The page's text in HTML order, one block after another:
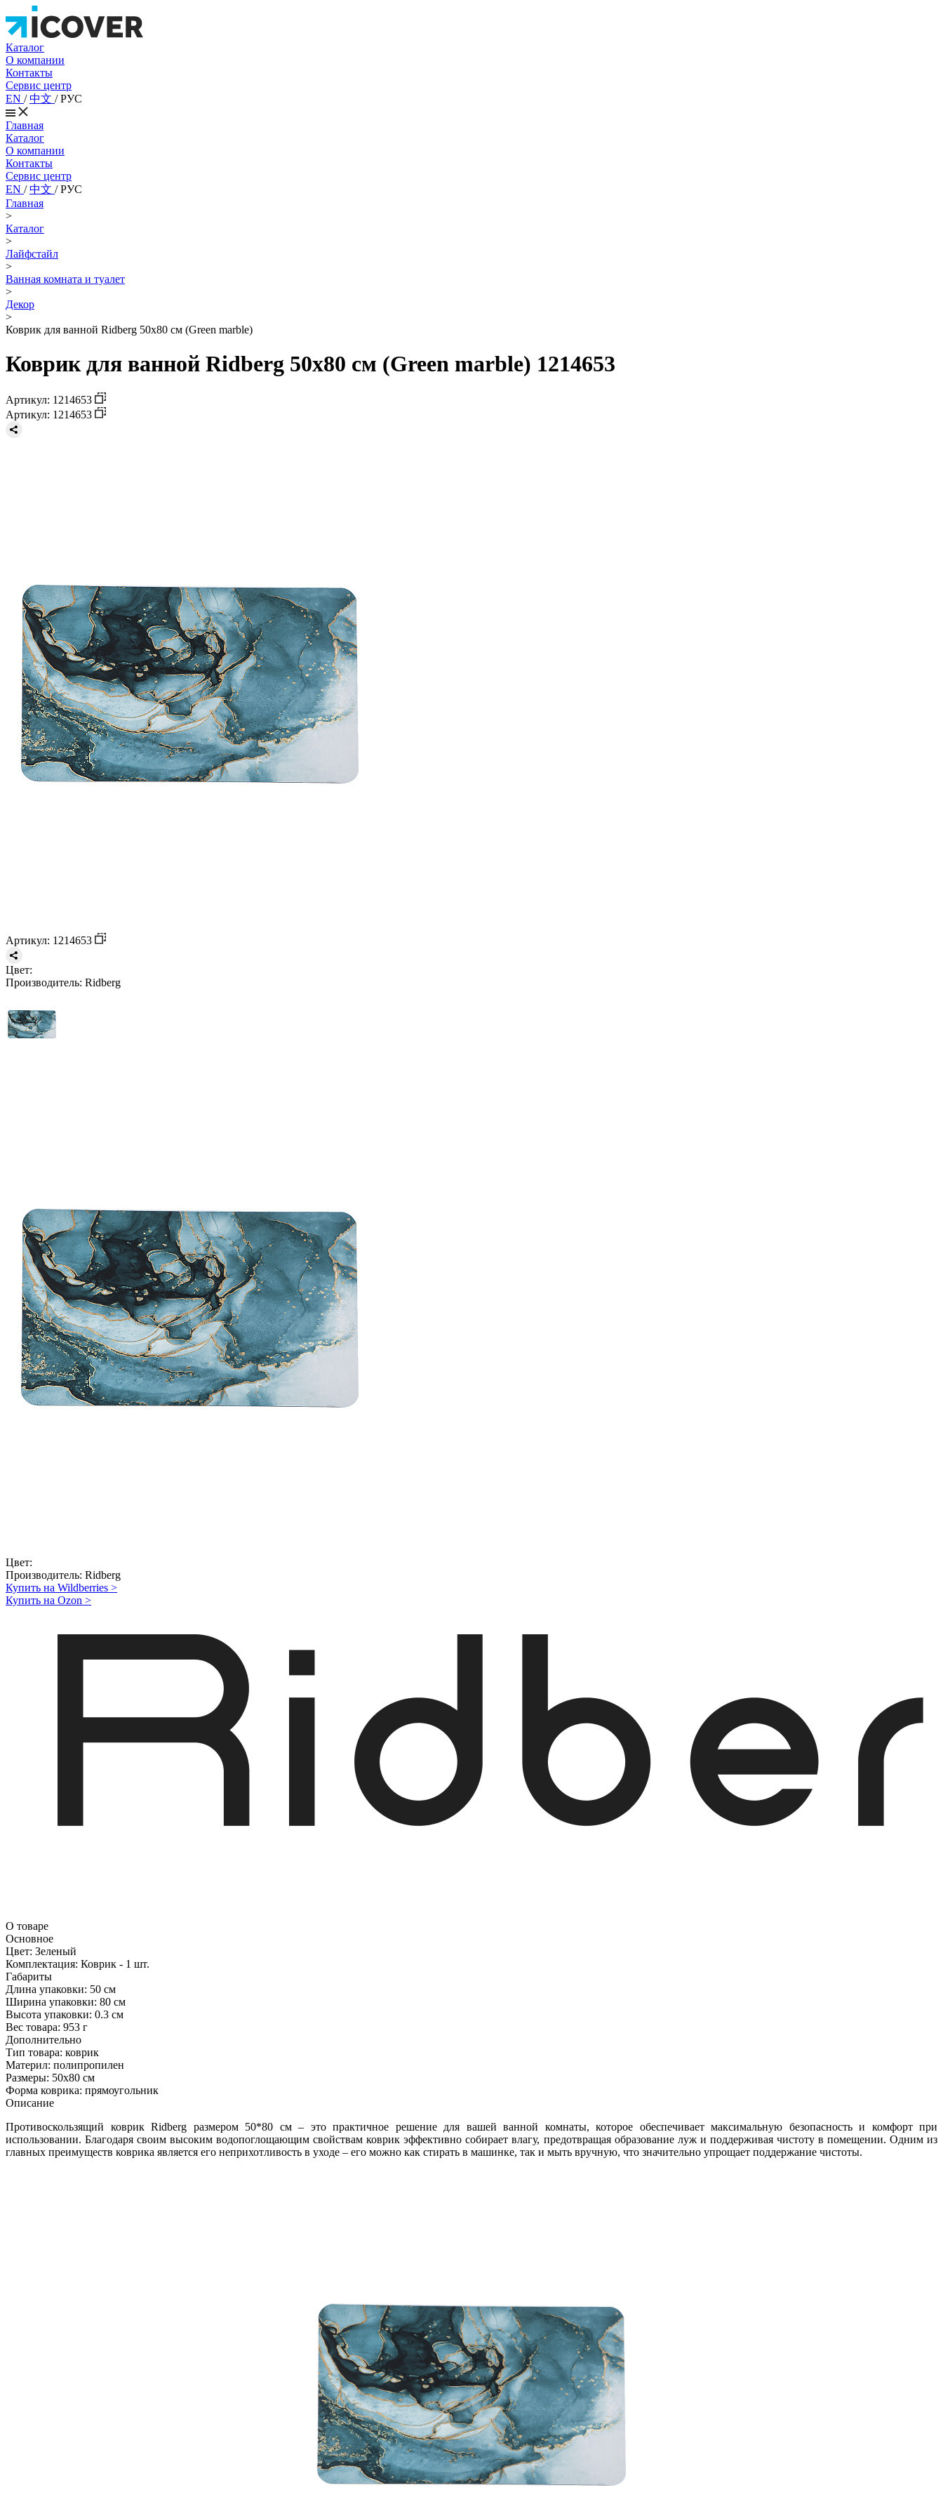
Каталог
О компании
Контакты
Сервис центр
EN /中文 /РУС
Главная
Каталог
О компании
Контакты
Сервис центр
EN /中文 /РУС
Главная
>
Каталог
>
Лайфстайл
>
Ванная комната и туалет
>
Декор
>
Коврик для ванной Ridberg 50x80 см (Green marble)
Коврик для ванной Ridberg 50x80 см (Green marble) 1214653
Артикул: 1214653
Артикул: 1214653
Артикул: 1214653
Цвет:
Производитель: Ridberg
Цвет:
Производитель: Ridberg
Купить на Wildberries >
Купить на Ozon >
О товаре
Основное
Цвет: Зеленый
Комплектация: Коврик - 1 шт.
Габариты
Длина упаковки: 50 см
Ширина упаковки: 80 см
Высота упаковки: 0.3 см
Вес товара: 953 г
Дополнительно
Тип товара: коврик
Материл: полипропилен
Размеры: 50x80 см
Форма коврика: прямоугольник
Описание
Противоскользящий коврик Ridberg размером 50*80 см – это практичное решение для вашей ванной комнаты, которое обеспечивает максимальную безопасность и комфорт при
использовании. Благодаря своим высоким водопоглощающим свойствам коврик эффективно собирает влагу, предотвращая образование луж и поддерживая чистоту в помещении. Одним из
главных преимуществ коврика является его неприхотливость в уходе – его можно как стирать в машинке, так и мыть вручную, что значительно упрощает поддержание чистоты.